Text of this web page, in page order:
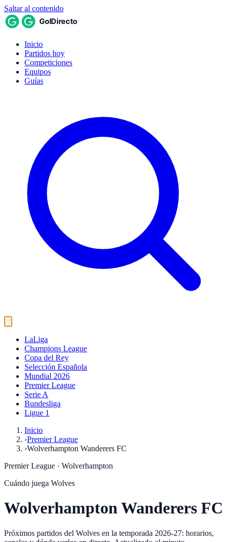
Saltar al contenido
Inicio
Partidos hoy
Competiciones
Equipos
Guías
LaLiga
Champions League
Copa del Rey
Selección Española
Mundial 2026
Premier League
Serie A
Bundesliga
Ligue 1
Inicio
›Premier League
›Wolverhampton Wanderers FC
Premier League · Wolverhampton
Cuándo juega Wolves
Wolverhampton Wanderers FC
Próximos partidos del Wolves en la temporada 2026-27: horarios,